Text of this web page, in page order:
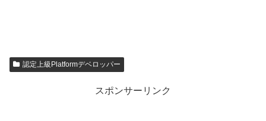
認定上級Platformデベロッパー
スポンサーリンク